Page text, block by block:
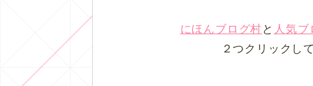
にほんブログ村と 人気
２つクリックし